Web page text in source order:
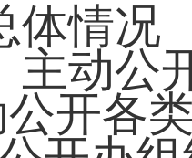
体情况
主动
开各